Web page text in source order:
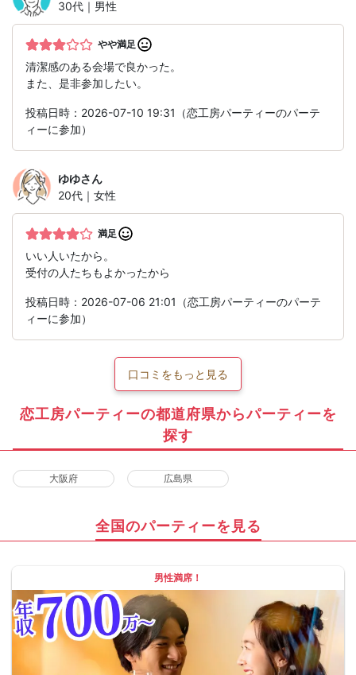
30代｜男性
やや満足
清潔感のある会場で良かった。
また、是非参加したい。
投稿日時：2026-07-10 19:31（恋工房パーティーのパーテ
ィーに参加）
ゆゆさん
20代｜女性
満足
いい人いたから。
受付の人たちもよかったから
投稿日時：2026-07-06 21:01（恋工房パーティーのパーテ
ィーに参加）
口コミをもっと見る
恋工房パーティーの都道府県からパーティーを
探す
大阪府 広島県
全国のパーティーを見る
男性満席！